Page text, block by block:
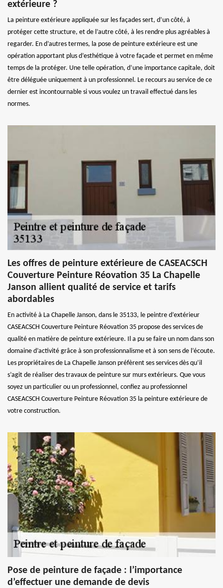
extérieure ?
La peinture extérieure appliquée sur les façades sert, d’un côté, à
protéger cette structure, et de l’autre côté, à les rendre plus agréables à
regarder. En d’autres termes, la pose de peinture extérieure est une
opération apportant plus d’esthétique à votre façade et permet en même
temps de la protéger. Une telle opération, d’une importance capitale, doit
être déléguée uniquement à un professionnel. Le recours au service de ce
dernier est incontournable si vous voulez un travail effectué dans les
normes.
Les offres de peinture extérieure de CASEACSCH
Couverture Peinture Réovation 35 La Chapelle
Janson allient qualité de service et tarifs
abordables
En activité à La Chapelle Janson, dans le 35133, le peintre d’extérieur
CASEACSCH Couverture Peinture Réovation 35 propose des services de
qualité en matière de peinture extérieure. Il a pu se faire un nom dans son
domaine d’activité grâce à son professionnalisme et à son sens de l’écoute.
Les propriétaires de La Chapelle Janson préfèrent ses services dès qu’il
s’agit de réaliser des travaux de peinture sur murs extérieurs. Que vous
soyez un particulier ou un professionnel, confiez au professionnel
CASEACSCH Couverture Peinture Réovation 35 la peinture extérieure de
votre construction.
Pose de peinture de façade : l’importance
d’effectuer une demande de devis